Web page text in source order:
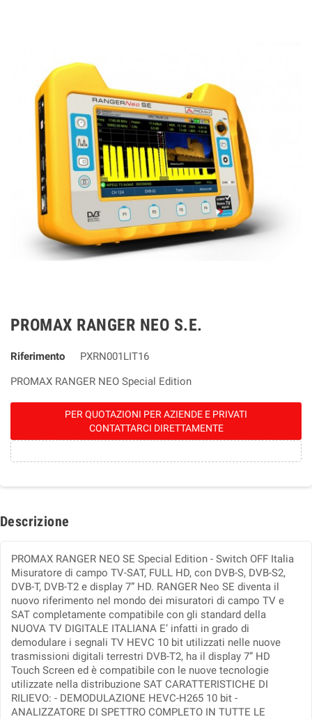
PROMAX RANGER NEO S.E.
Riferimento
PXRN001LIT16
PROMAX RANGER NEO Special Edition
PER QUOTAZIONI PER AZIENDE E PRIVATI
CONTATTARCI DIRETTAMENTE
Descrizione
PROMAX RANGER NEO SE Special Edition - Switch OFF Italia
Misuratore di campo TV-SAT, FULL HD, con DVB-S, DVB-S2,
DVB-T, DVB-T2 e display 7” HD. RANGER Neo SE diventa il
nuovo riferimento nel mondo dei misuratori di campo TV e
SAT completamente compatibile con gli standard della
NUOVA TV DIGITALE ITALIANA E’ infatti in grado di
demodulare i segnali TV HEVC 10 bit utilizzati nelle nuove
trasmissioni digitali terrestri DVB-T2, ha il display 7” HD
Touch Screen ed è compatibile con le nuove tecnologie
utilizzate nella distribuzione SAT CARATTERISTICHE DI
RILIEVO: - DEMODULAZIONE HEVC-H265 10 bit -
ANALIZZATORE DI SPETTRO COMPLETO IN TUTTE LE